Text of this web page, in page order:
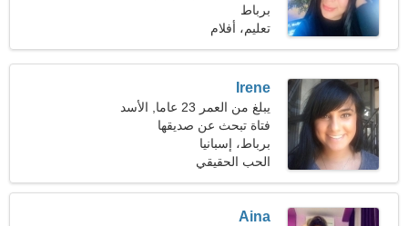
برباط
تعليم، أفلام
Irene
يبلغ من العمر 23 عاما, الأسد
فتاة تبحث عن صديقها
برباط، إسبانيا
الحب الحقيقي
Aina